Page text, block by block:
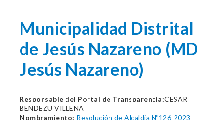
Municipalidad Distrital
de Jesús Nazareno (MD
Jesús Nazareno)
Responsable del Portal de Transparencia:CESAR
BENDEZU VILLENA
Nombramiento: Resolución de Alcaldia Nº126-2023-